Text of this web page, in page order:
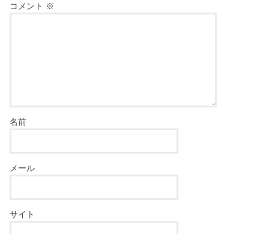
コメント ※
名前
メール
サイト